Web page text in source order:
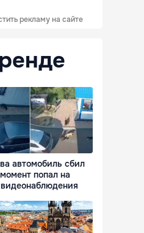
рекламу на сайте
автомобиль сбил
попал на